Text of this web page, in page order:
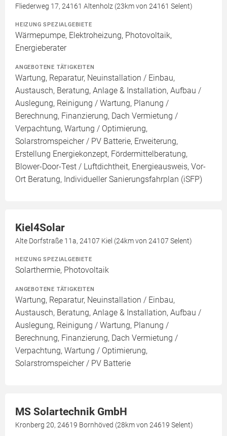
Fliederweg 17, 24161 Altenholz (23km von 24161 Selent)
HEIZUNG SPEZIALGEBIETE
Wärmepumpe, Elektroheizung, Photovoltaik,
Energieberater
ANGEBOTENE TÄTIGKEITEN
Wartung, Reparatur, Neuinstallation / Einbau,
Austausch, Beratung, Anlage & Installation, Aufbau /
Auslegung, Reinigung / Wartung, Planung /
Berechnung, Finanzierung, Dach Vermietung /
Verpachtung, Wartung / Optimierung,
Solarstromspeicher / PV Batterie, Erweiterung,
Erstellung Energiekonzept, Fördermittelberatung,
Blower-Door-Test / Luftdichtheit, Energieausweis, Vor-
Ort Beratung, Individueller Sanierungsfahrplan (iSFP)
Kiel4Solar
Alte Dorfstraße 11a, 24107 Kiel (24km von 24107 Selent)
HEIZUNG SPEZIALGEBIETE
Solarthermie, Photovoltaik
ANGEBOTENE TÄTIGKEITEN
Wartung, Reparatur, Neuinstallation / Einbau,
Austausch, Beratung, Anlage & Installation, Aufbau /
Auslegung, Reinigung / Wartung, Planung /
Berechnung, Finanzierung, Dach Vermietung /
Verpachtung, Wartung / Optimierung,
Solarstromspeicher / PV Batterie
MS Solartechnik GmbH
Kronberg 20, 24619 Bornhöved (28km von 24619 Selent)